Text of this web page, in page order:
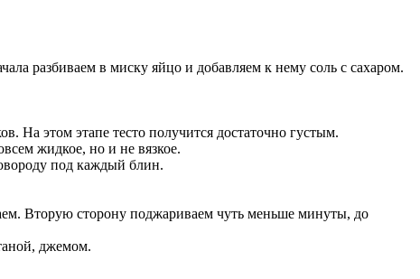
разбиваем в миску яйцо и добавляем к нему соль с сахаром.
На этом этапе тесто получится достаточно густым.
жидкое, но и не вязкое.
под каждый блин.
Вторую сторону поджариваем чуть меньше минуты, до
джемом.